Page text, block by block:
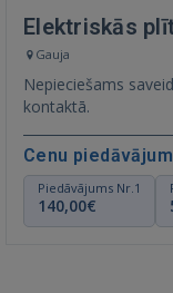
Elektriskās
Gauja
Nepieciešams
kontaktā.
Cenu
Piedāvājums Nr.1
140,00€